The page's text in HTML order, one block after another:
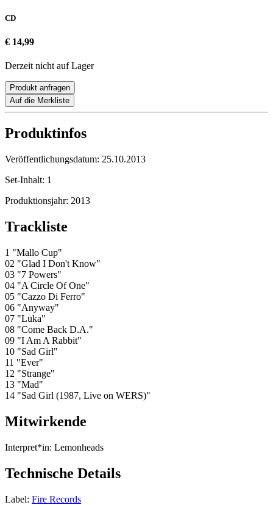
CD
€ 14,99
Derzeit nicht auf Lager
Produkt anfragen
Auf die Merkliste
Produktinfos
Veröffentlichungsdatum: 25.10.2013
Set-Inhalt: 1
Produktionsjahr: 2013
Trackliste
1 "Mallo Cup"
02 "Glad I Don't Know"
03 "7 Powers"
04 "A Circle Of One"
05 "Cazzo Di Ferro"
06 "Anyway"
07 "Luka"
08 "Come Back D.A."
09 "I Am A Rabbit"
10 "Sad Girl"
11 "Ever"
12 "Strange"
13 "Mad"
14 "Sad Girl (1987, Live on WERS)"
Mitwirkende
Interpret*in: Lemonheads
Technische Details
Label: Fire Records